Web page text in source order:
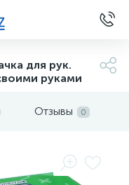
для рук.
руками
Отзывы 0